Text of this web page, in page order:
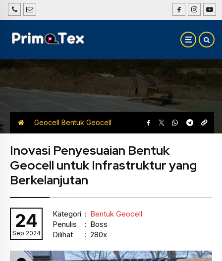
Geocell Bentuk Geocell
Inovasi Penyesuaian Bentuk
Geocell untuk Infrastruktur yang
Berkelanjutan
24
Sep 2024
Kategori : Bentuk Geocell
Penulis
: Boss
Dilihat
: 280x